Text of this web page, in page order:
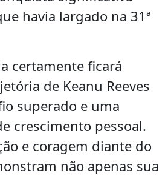
havia largado na 31ª
certamente ficará
de Keanu Reeves
superado e uma
crescimento pessoal.
e coragem diante do
não apenas sua